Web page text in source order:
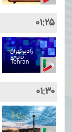
۰۱:۲۵
۰۱:۳۰